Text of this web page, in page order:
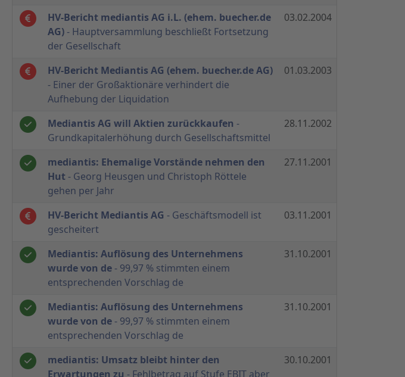
HV-Bericht mediantis AG i.L. (ehem. buecher.de
AG)- Hauptversammlung beschließt Fortsetzung
der Gesellschaft
03.02.2004
HV-Bericht Mediantis AG (ehem. buecher.de AG)
- Einer der Großaktionäre verhindert die
Aufhebung der Liquidation
01.03.2003
Mediantis AG will Aktien zurückkaufen -
Grundkapitalerhöhung durch Gesellschaftsmittel
28.11.2002
mediantis: Ehemalige Vorstände nehmen den
Hut - Georg Heusgen und Christoph Röttele
gehen per Jahr
27.11.2001
HV-Bericht Mediantis AG - Geschäftsmodell ist
gescheitert
03.11.2001
Mediantis: Auflösung des Unternehmens
wurde von de - 99,97 % stimmten einem
entsprechenden Vorschlag de
31.10.2001
Mediantis: Auflösung des Unternehmens
wurde von de- 99,97 % stimmten einem
entsprechenden Vorschlag de
31.10.2001
mediantis: Umsatz bleibt hinter den
Erwartungen zu - Fehlbetrag auf Stufe EBIT aber
30.10.2001